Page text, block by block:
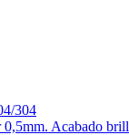
304
0,5mm. Acabado